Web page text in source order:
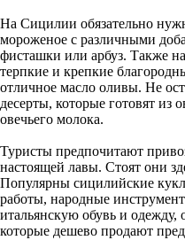
На Сицилии обязательно
мороженое с различными
фисташки или арбуз. Также
терпкие и крепкие
отличное масло оливы. Не
десерты, которые готовят из
овечьего молока.
Туристы предпочитают
настоящей лавы. Стоят они
Популярны сицилийские
работы, народные
итальянскую обувь и одежду,
которые дешево продают